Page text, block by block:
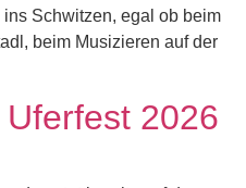
Schwitzen, egal ob beim
beim Musizieren auf der
2026